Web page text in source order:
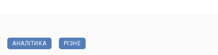
АНАЛІТИКА РІЗНЕ